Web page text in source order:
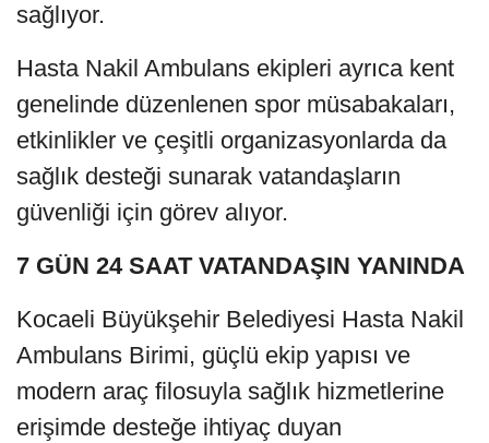
sağlıyor.
Hasta Nakil Ambulans ekipleri ayrıca kent
genelinde düzenlenen spor müsabakaları,
etkinlikler ve çeşitli organizasyonlarda da
sağlık desteği sunarak vatandaşların
güvenliği için görev alıyor.
7 GÜN 24 SAAT VATANDAŞIN YANINDA
Kocaeli Büyükşehir Belediyesi Hasta Nakil
Ambulans Birimi, güçlü ekip yapısı ve
modern araç filosuyla sağlık hizmetlerine
erişimde desteğe ihtiyaç duyan